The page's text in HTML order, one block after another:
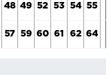
48 49 52 53 54 55
57 59 60 61 62 64